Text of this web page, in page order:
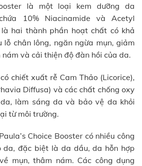
là một loại kem dưỡng da
10% Niacinamide và Acetyl
hai thành phần hoạt chất có khả
lỗ chân lông, ngăn ngừa mụn, giảm
và cải thiện độ đàn hồi của da.
chiết xuất rễ Cam Thảo (Licorice),
Diffusa) và các chất chống oxy
làm sáng da và bảo vệ da khỏi
từ môi trường.
Choice Booster có nhiều công
da, đặc biệt là da dầu, da hỗn hợp
mụn, thâm nám. Các công dụng